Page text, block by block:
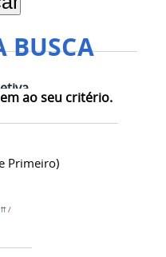
BUSCA
ao seu critério.
Primeiro)
/